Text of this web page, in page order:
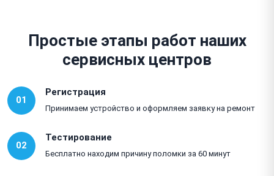
Простые этапы работ наших
сервисных центров
01
Регистрация
Принимаем устройство и оформляем заявку на ремонт
02
Тестирование
Бесплатно находим причину поломки за 60 минут